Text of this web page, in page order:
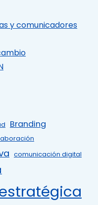
y comunicadores
Branding
comunicación digital